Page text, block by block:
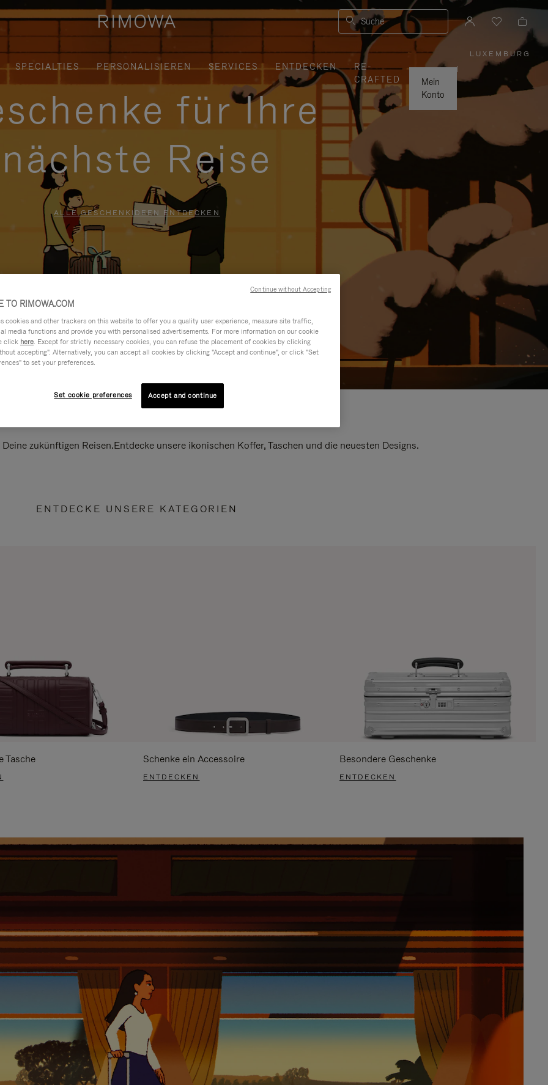
Suche
SPECIALTIES PERSONALISIEREN SERVICES ENTDECKEN
RE-
CRAFTED
Mein
Konto
LUXEMBURG
,
WÄHLEN
IHRE
REGION
AUS
|
für Ihre
nächste Reise
ALLE GESCHENKIDEEN ENTDECKEN
zukünftigen Reisen.Entdecke unsere ikonischen Koffer, Taschen und die neuesten Designs.
ENTDECKE UNSERE KATEGORIEN
Tasche Schenke ein Accessoire
ENTDECKEN
Besondere Geschenke
ENTDECKEN
TO RIMOWA.COM
cookies and other trackers on this website to offer you a quality user experience, measure site traffic,
media functions and provide you with personalised advertisements. For more information on our cookie
click here. Except for strictly necessary cookies, you can refuse the placement of cookies by clicking
accepting". Alternatively, you can accept all cookies by clicking "Accept and continue", or click "Set
to set your preferences.
Set cookie preferences Accept and continue
Continue without Accepting